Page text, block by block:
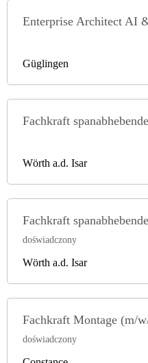
Enterprise Architect AI
Güglingen
Fachkraft
Wörth a.d. Isar
Fachkraft
doświadczony
Wörth a.d. Isar
Fachkraft Montage (m/
doświadczony